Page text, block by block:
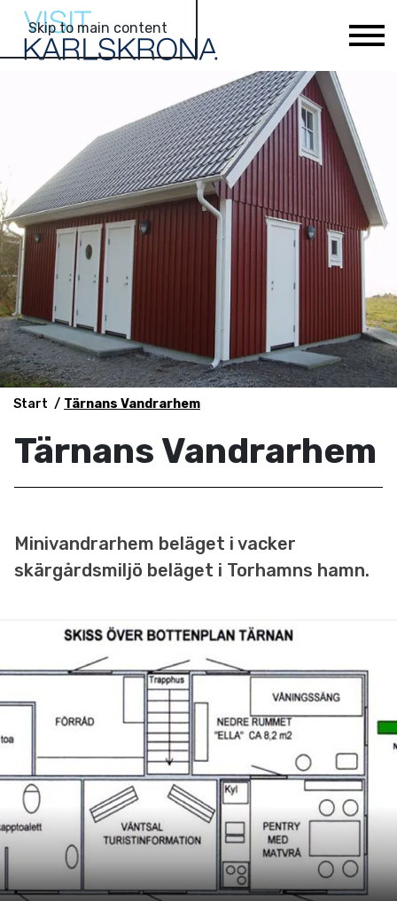
Skip to main content
Start Tärnans Vandrarhem
Tärnans Vandrarhem
Minivandrarhem beläget i vacker
skärgårdsmiljö beläget i Torhamns hamn.